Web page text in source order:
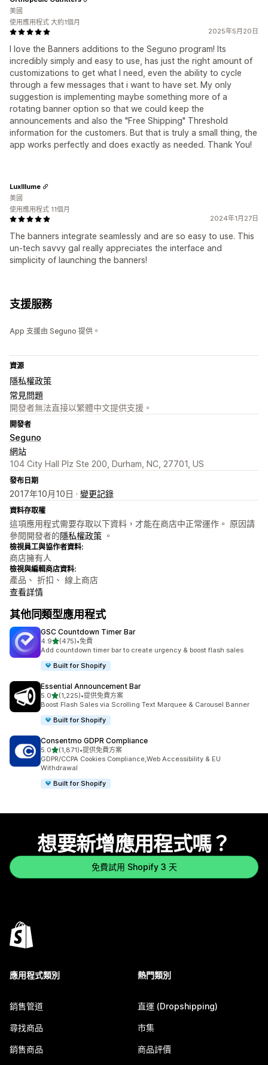
2025年5月20日
I love the Banners additions to the Seguno program! Its
incredibly simply and easy to use, has just the right amount of
customizations to get what I need, even the ability to cycle
through a few messages that i want to have set. My only
suggestion is implementing maybe something more of a
rotating banner option so that we could keep the
announcements and also the "Free Shipping" Threshold
information for the customers. But that is truly a small thing, the
app works perfectly and does exactly as needed. Thank You!
美國
使用應用程式 大約1個月
2024年1月27日
The banners integrate seamlessly and are so easy to use. This
un-tech savvy gal really appreciates the interface and
simplicity of launching the banners!
LuxIllume
美國
使用應用程式 11個月
支援服務
App 支援由 Seguno 提供。
資源
隱私權政策
常見問題
開發者無法直接以繁體中文提供支援。
開發者
Seguno
網站
104 City Hall Plz Ste 200, Durham, NC, 27701, US
發布日期
2017年10月10日 · 變更記錄
資料存取權
這項應用程式需要存取以下資料，才能在商店中正常運作。 原因請
參閱開發者的隱私權政策 。
檢視員工與協作者資料:
商店擁有人
檢視與編輯商店資料:
產品、 折扣、 線上商店
查看詳情
其他同類型應用程式
GSC Countdown Timer Bar
4.9滿分 5 顆星
(475)
共有 475 則評價
•免費
Add countdown timer bar to create urgency & boost flash sales
Built for Shopify
Essential Announcement Bar
5.0滿分 5 顆星
(1,225)
共有 1225 則評價
•提供免費方案
Boost Flash Sales via Scrolling Text Marquee & Carousel Banner
Built for Shopify
Consentmo GDPR Compliance
5.0滿分 5 顆星
(1,871)
共有 1871 則評價
•提供免費方案
GDPR/CCPA Cookies Compliance,Web Accessibility & EU
Withdrawal
Built for Shopify
想要新增應用程式嗎？
免費試用 Shopify 3 天
應用程式類別
銷售管道
尋找商品
銷售商品
熱門類別
直運 (Dropshipping)
市集
商品評價